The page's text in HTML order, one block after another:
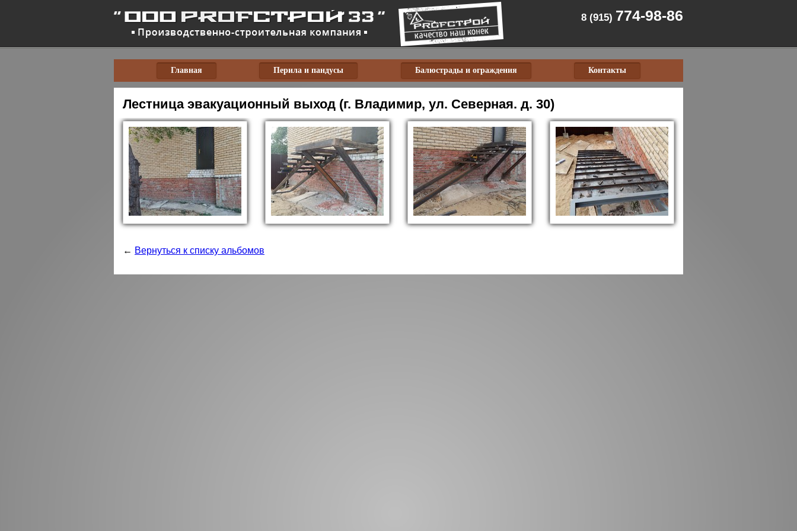
8 (915) 774-98-86
Главная Перила и пандусы Балюстрады и ограждения Контакты
Лестница эвакуационный выход (г. Владимир, ул. Северная. д. 30)
← Вернуться к списку альбомов